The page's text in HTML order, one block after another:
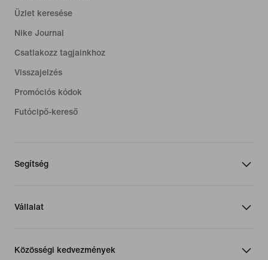
Üzlet keresése
Nike Journal
Csatlakozz tagjainkhoz
Visszajelzés
Promóciós kódok
Futócipő-kereső
Segítség
Vállalat
Közösségi kedvezmények